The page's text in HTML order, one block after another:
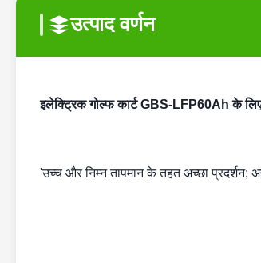
उत्पाद वर्णन
इलेक्ट्रिक गोल्फ कार्ट GBS-LFP60Ah के
'उच्च और निम्न तापमान के तहत अच्छा प्रदर्शन;